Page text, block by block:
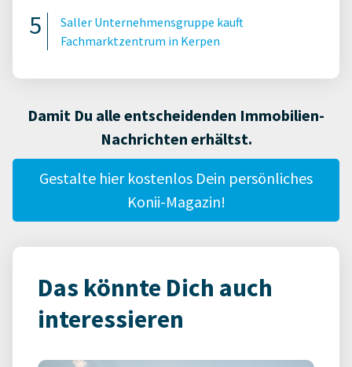
Saller Unternehmensgruppe kauft
Fachmarktzentrum in Kerpen
Damit Du alle entscheidenden Immobilien-
Nachrichten erhältst.
Gestalte hier kostenlos Dein persönliches
Konii-Magazin!
Das könnte Dich auch
interessieren